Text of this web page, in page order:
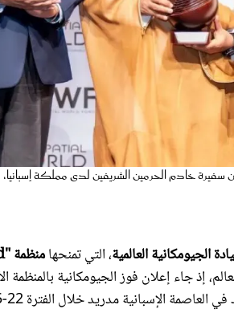
خادم الحرمين الشريفين لدى مملكة
الجيومكانية العالمية، التي تمنحهامنظمة "Geospatial World"
إذ جاء إعلان فوز الجيومكانية بالمنظمة